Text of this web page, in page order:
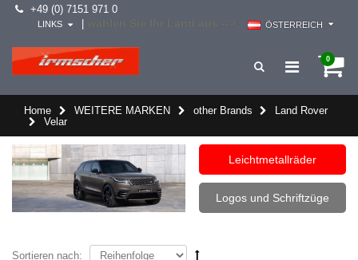
+49 (0) 7151 971 0
ÖSTERREICH
LINKS
0
Home WEITERE MARKEN other Brands
Land Rover
Velar
Leichtmetallräder
Logos und Schriftzüge
Sortieren nach: